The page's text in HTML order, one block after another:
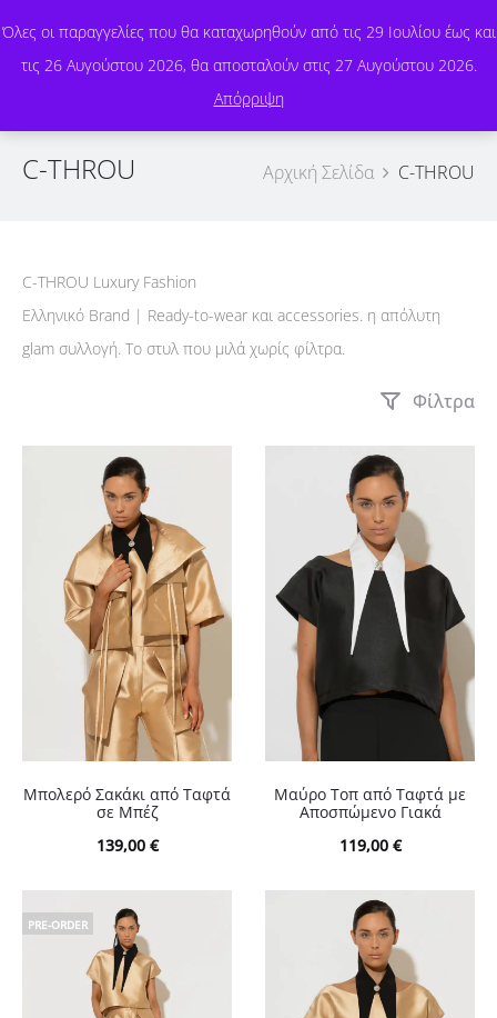
Όλες οι παραγγελίες που θα καταχωρηθούν από τις 29 Ιουλίου έως και
τις 26 Αυγούστου 2026, θα αποσταλούν στις 27 Αυγούστου 2026.
Απόρριψη
C-THROU Αρχική Σελίδα C-THROU
C-THROU Luxury Fashion
Ελληνικό Brand | Ready-to-wear και accessories. η απόλυτη
glam συλλογή. Το στυλ που μιλά χωρίς φίλτρα.
Φίλτρα
Μπολερό Σακάκι από Ταφτά
σε Μπέζ
139,00 €
Μαύρο Τοπ από Ταφτά με
Αποσπώμενο Γιακά
119,00 €
PRE-ORDER